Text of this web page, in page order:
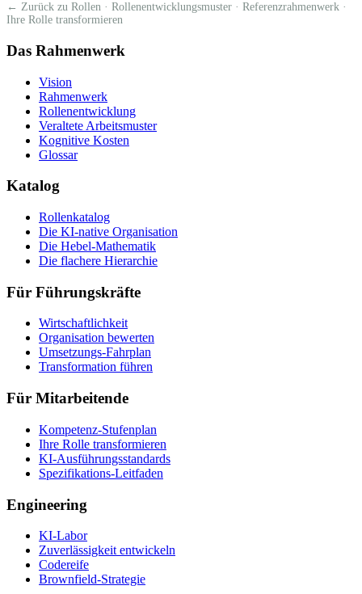
← Zurück zu Rollen · Rollenentwicklungsmuster · Referenzrahmenwerk ·
Ihre Rolle transformieren
Das Rahmenwerk
Vision
Rahmenwerk
Rollenentwicklung
Veraltete Arbeitsmuster
Kognitive Kosten
Glossar
Katalog
Rollenkatalog
Die KI-native Organisation
Die Hebel-Mathematik
Die flachere Hierarchie
Für Führungskräfte
Wirtschaftlichkeit
Organisation bewerten
Umsetzungs-Fahrplan
Transformation führen
Für Mitarbeitende
Kompetenz-Stufenplan
Ihre Rolle transformieren
KI-Ausführungsstandards
Spezifikations-Leitfaden
Engineering
KI-Labor
Zuverlässigkeit entwickeln
Codereife
Brownfield-Strategie